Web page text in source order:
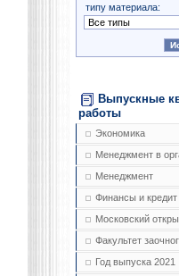
типу материала:
Выпускные
работы
Экономика
Менеджмент в
Менеджмент
Финансы и кредит
Московский
Факультет
Год выпуска 2021